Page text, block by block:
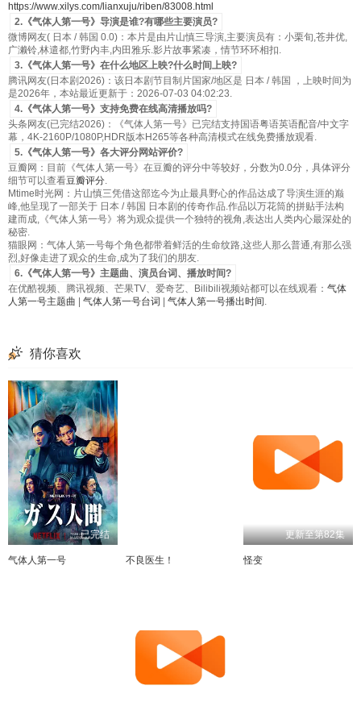
https://www.xilys.com/lianxuju/riben/83008.html
2.《气体人第一号》导演是谁?有哪些主要演员?
微博网友( 日本 / 韩国 0.0)：本片是由片山慎三导演,主要演员有：小栗旬,苍井优,
广濑铃,林遣都,竹野内丰,内田雅乐.影片故事紧凑，情节环环相扣.
3.《气体人第一号》在什么地区上映?什么时间上映?
腾讯网友(日本剧2026)：该日本剧节目制片国家/地区是 日本 / 韩国 ，上映时间为
是2026年，本站最近更新于：2026-07-03 04:02:23.
4.《气体人第一号》支持免费在线高清播放吗?
头条网友(已完结2026)：《气体人第一号》已完结支持国语粤语英语配音/中文字
幕，4K-2160P/1080P,HDR版本H265等各种高清模式在线免费播放观看.
5.《气体人第一号》各大评分网站评价?
豆瓣网：目前《气体人第一号》在豆瓣的评分中等较好，分数为0.0分，具体评分
细节可以查看豆瓣评分.
Mtime时光网：片山慎三凭借这部迄今为止最具野心的作品达成了导演生涯的巅
峰,他呈现了一部关于 日本 / 韩国 日本剧的传奇作品.作品以万花筒的拼贴手法构
建而成,《气体人第一号》将为观众提供一个独特的视角,表达出人类内心最深处的
秘密.
猫眼网：气体人第一号每个角色都带着鲜活的生命纹路,这些人那么普通,有那么强
烈,好像走进了观众的生命,成为了我们的朋友.
6.《气体人第一号》主题曲、演员台词、播放时间?
在优酷视频、腾讯视频、芒果TV、爱奇艺、Bilibili视频站都可以在线观看： 气体
人第一号主题曲
气体人第一号台词 气体人第一号播出时间 .
猜你喜欢
已完结
气体人第一号 不良医生！
更新至第82集
怪变